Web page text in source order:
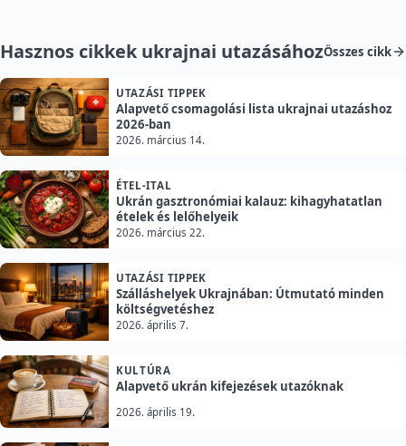
Hasznos cikkek ukrajnai utazásáhozÖsszes cikk
UTAZÁSI TIPPEK
Alapvető csomagolási lista ukrajnai utazáshoz
2026-ban
2026. március 14.
ÉTEL-ITAL
Ukrán gasztronómiai kalauz: kihagyhatatlan
ételek és lelőhelyeik
2026. március 22.
UTAZÁSI TIPPEK
Szálláshelyek Ukrajnában: Útmutató minden
költségvetéshez
2026. április 7.
KULTÚRA
Alapvető ukrán kifejezések utazóknak
2026. április 19.